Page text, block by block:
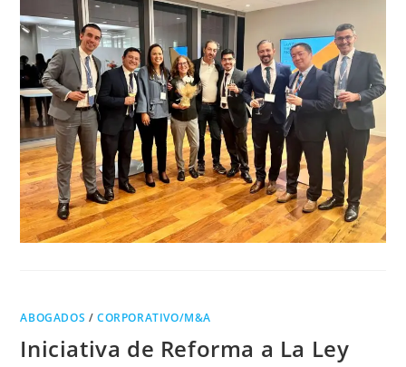
ABOGADOS /CORPORATIVO/M&A
Iniciativa de Reforma a La Ley